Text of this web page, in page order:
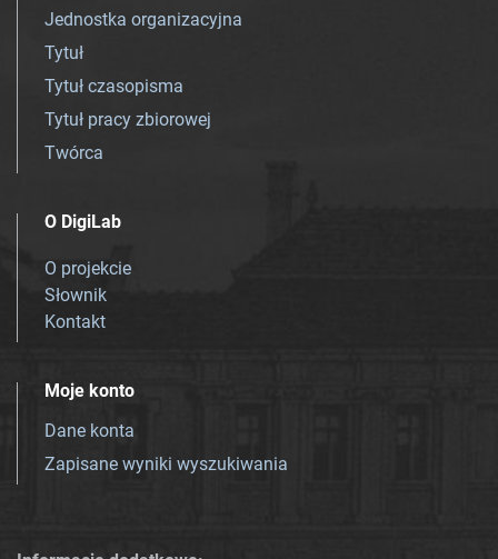
Jednostka organizacyjna
Tytuł
Tytuł czasopisma
Tytuł pracy zbiorowej
Twórca
O DigiLab
O projekcie
Słownik
Kontakt
Moje konto
Dane konta
Zapisane wyniki wyszukiwania